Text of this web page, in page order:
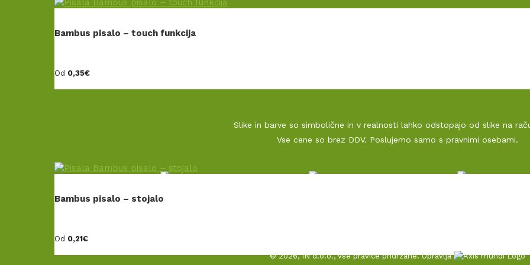
Bambus pisalo – touch funkcija
Od 0,35€
Bambus pisalo – stojalo
Od 0,21€
Slike in barve so simbolične in v realnosti lahko odstopajo od slike na
Vse cene so brez DDV. Poslujemo samo s pravnimi osebami.
© 2026, IN d.o.o., vse pravice pridržane. Upravlja